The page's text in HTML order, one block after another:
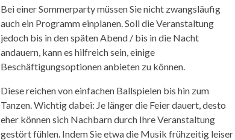
Bei einer Sommerparty müssen Sie nicht zwangsläufig
auch ein Programm einplanen. Soll die Veranstaltung
jedoch bis in den späten Abend / bis in die Nacht
andauern, kann es hilfreich sein, einige
Beschäftigungsoptionen anbieten zu können.
Diese reichen von einfachen Ballspielen bis hin zum
Tanzen. Wichtig dabei: Je länger die Feier dauert, desto
eher können sich Nachbarn durch Ihre Veranstaltung
gestört fühlen. Indem Sie etwa die Musik frühzeitig leiser